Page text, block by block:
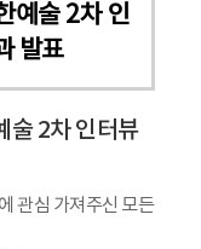
예술 2차 인
발표
술 2차 인터뷰
관심 가져주신 모든